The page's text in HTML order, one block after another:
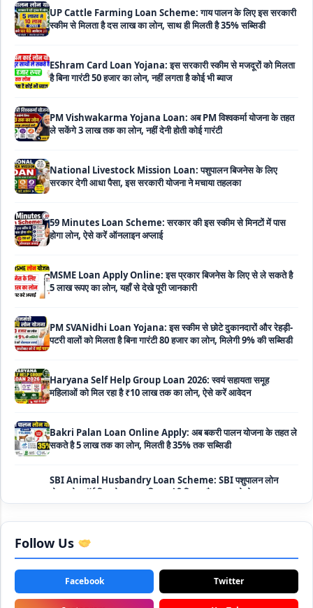
PM SVANidhi Loan Yojana: इस स्कीम से छोटे दुकानदारों और रेहड़ी-
SBI Animal Husbandry Loan Scheme: SBI पशुपालन लोन
तक का लोन
महिलाओ को मिलता है पुरे 1 लाख का लोन, कम ब्याज के साथ तगड़ी सब्सिडी
NHFDC E-Rickshaw Loan Scheme Apply Online: अब ई-
रिक्शा खरीदने के लिए सकते है 1.5 लाख का सरकारी लोन, मिलेगी 50% तक
सब्सिडी
Follow Us
Facebook Twitter